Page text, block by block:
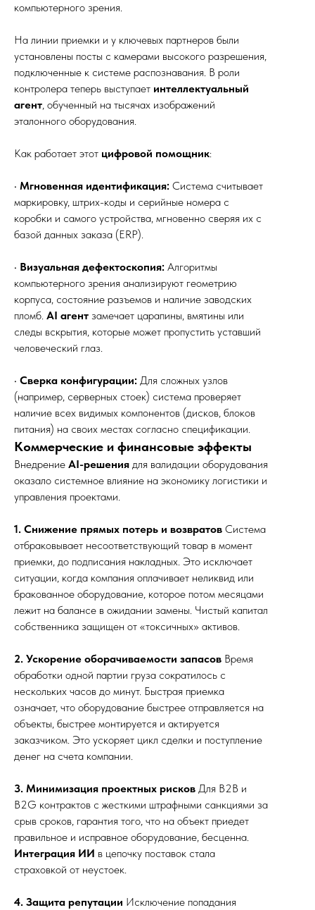
компьютерного зрения.
На линии приемки и у ключевых партнеров были
установлены посты с камерами высокого разрешения,
подключенные к системе распознавания. В роли
контролера теперь выступает интеллектуальный
агент, обученный на тысячах изображений
эталонного оборудования.
Как работает этот цифровой помощник:
• Мгновенная идентификация: Система считывает
маркировку, штрих-коды и серийные номера с
коробки и самого устройства, мгновенно сверяя их с
базой данных заказа (ERP).
• Визуальная дефектоскопия: Алгоритмы
компьютерного зрения анализируют геометрию
корпуса, состояние разъемов и наличие заводских
пломб. AI агент замечает царапины, вмятины или
следы вскрытия, которые может пропустить уставший
человеческий глаз.
• Сверка конфигурации: Для сложных узлов
(например, серверных стоек) система проверяет
наличие всех видимых компонентов (дисков, блоков
питания) на своих местах согласно спецификации.
Коммерческие и финансовые эффекты
Внедрение AI-решения для валидации оборудования
оказало системное влияние на экономику логистики и
управления проектами.
1. Снижение прямых потерь и возвратов Система
отбраковывает несоответствующий товар в момент
приемки, до подписания накладных. Это исключает
ситуации, когда компания оплачивает неликвид или
бракованное оборудование, которое потом месяцами
лежит на балансе в ожидании замены. Чистый капитал
собственника защищен от «токсичных» активов.
2. Ускорение оборачиваемости запасов Время
обработки одной партии груза сократилось с
нескольких часов до минут. Быстрая приемка
означает, что оборудование быстрее отправляется на
объекты, быстрее монтируется и актируется
заказчиком. Это ускоряет цикл сделки и поступление
денег на счета компании.
3. Минимизация проектных рисков Для B2B и
B2G контрактов с жесткими штрафными санкциями за
срыв сроков, гарантия того, что на объект приедет
правильное и исправное оборудование, бесценна.
Интеграция ИИ в цепочку поставок стала
страховкой от неустоек.
4. Защита репутации Исключение попадания
Мои контакты
igor@perepechenov.ru
Доступен для общения по телефону, электронной
почте и в мессенджерах в рабочее время: Пн–Пт с
10:00 до 19:00
+7 (980) 459-15-76
Игорь Перепеченов © 2026Политика обработки персональных данных